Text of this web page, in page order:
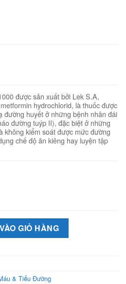
được sản xuất bởi Lek S.A,
hydrochlorid, là thuốc được
đường huyết ở những bệnh nhân đái
đường tuýp II), đặc biệt ở những
không kiểm soát được mức đường
chế độ ăn kiêng hay luyện tập
x 15 viên) - Thuốc điều trị đái tháo
GIỎ HÀNG
& Tiểu Đường